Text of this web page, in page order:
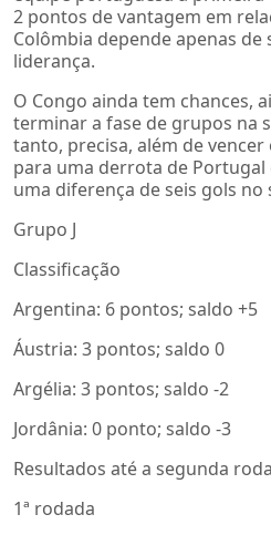
2 pontos de vantagem em
Colômbia depende apenas de
liderança.
O Congo ainda tem chances,
terminar a fase de grupos na
tanto, precisa, além de
para uma derrota de
uma diferença de seis gols no
Grupo J
Classificação
Argentina: 6 pontos; saldo +5
Áustria: 3 pontos; saldo 0
Argélia: 3 pontos; saldo -2
Jordânia: 0 ponto; saldo -3
Resultados até a segunda
1ª rodada